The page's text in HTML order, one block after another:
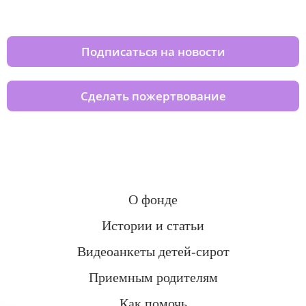
Подписаться на новости
Сделать пожертвование
О фонде
Истории и статьи
Видеоанкеты детей-сирот
Приемным родителям